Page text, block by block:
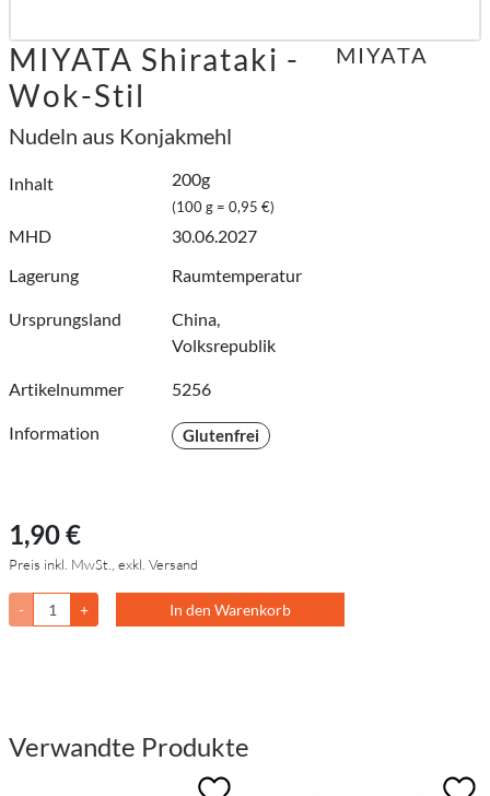
MIYATA Shirataki -
Wok-Stil
Nudeln aus Konjakmehl
Inhalt 200g
(100 g = 0,95 €)
MHD
30.06.2027
Lagerung
Raumtemperatur
Ursprungsland
China,
Volksrepublik
Artikelnummer 5256
Information Glutenfrei
MIYATA
1,90 €
Preis inkl. MwSt., exkl. Versand
- + In den Warenkorb
Verwandte Produkte